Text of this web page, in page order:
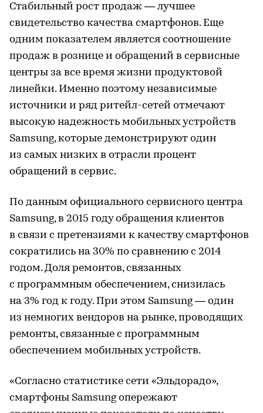
Стабильный рост продаж — лучшее
свидетельство качества смартфонов. Еще
одним показателем является соотношение
продаж в рознице и обращений в сервисные
центры за все время жизни продуктовой
линейки. Именно поэтому независимые
источники и ряд ритейл-сетей отмечают
высокую надежность мобильных устройств
Samsung, которые демонстрируют один
из самых низких в отрасли процент
обращений в сервис.
По данным официального сервисного центра
Samsung, в 2015 году обращения клиентов
в связи с претензиями к качеству смартфонов
сократились на 30% по сравнению с 2014
годом. Доля ремонтов, связанных
с программным обеспечением, снизилась
на 3% год к году. При этом Samsung — один
из немногих вендоров на рынке, проводящих
ремонты, связанные с программным
обеспечением мобильных устройств.
«Согласно статистике сети «Эльдорадо»,
смартфоны Samsung опережают